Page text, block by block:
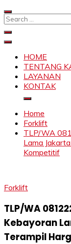
Skip
to
Search
SKYLIFTHOME
TENTANG
LAYANAN
KONTAK
Home
Forklift
TLP/WA
Lama
Kompetitif
Forklift
TLP/WA
Kebayoran
Terampil